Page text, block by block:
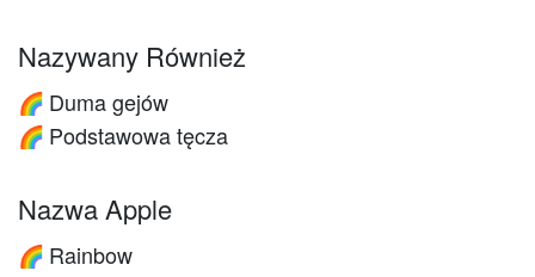
Nazywany Również
🌈 Duma gejów
🌈 Podstawowa tęcza
Nazwa Apple
🌈 Rainbow